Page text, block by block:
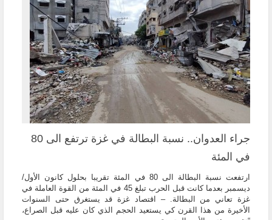
جراء العدوان.. نسبة البطالة في غزة ترتفع الى 80
في المئة
ارتفعت نسبة البطالة الى 80 في المئة تقريبا بحلول كانون الأول/
ديسمبر بعدما كانت قبل الحرب تبلغ 45 في المئة من القوة العاملة في
غزة تعاني من البطالة. – اقتصاد غزة قد يستغرق حتى السنوات
الأخيرة من هذا القرن كي يستعيد الحجم الذي كان عليه قبل الصراع،